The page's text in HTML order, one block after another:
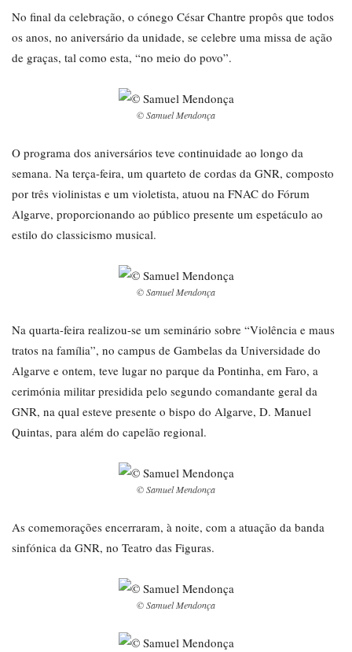
No final da celebração, o cónego César Chantre propôs que todos
os anos, no aniversário da unidade, se celebre uma missa de ação
de graças, tal como esta, “no meio do povo”.
© Samuel Mendonça
O programa dos aniversários teve continuidade ao longo da
semana. Na terça-feira, um quarteto de cordas da GNR, composto
por três violinistas e um violetista, atuou na FNAC do Fórum
Algarve, proporcionando ao público presente um espetáculo ao
estilo do classicismo musical.
© Samuel Mendonça
Na quarta-feira realizou-se um seminário sobre “Violência e maus
tratos na família”, no campus de Gambelas da Universidade do
Algarve e ontem, teve lugar no parque da Pontinha, em Faro, a
cerimónia militar presidida pelo segundo comandante geral da
GNR, na qual esteve presente o bispo do Algarve, D. Manuel
Quintas, para além do capelão regional.
© Samuel Mendonça
As comemorações encerraram, à noite, com a atuação da banda
sinfónica da GNR, no Teatro das Figuras.
© Samuel Mendonça